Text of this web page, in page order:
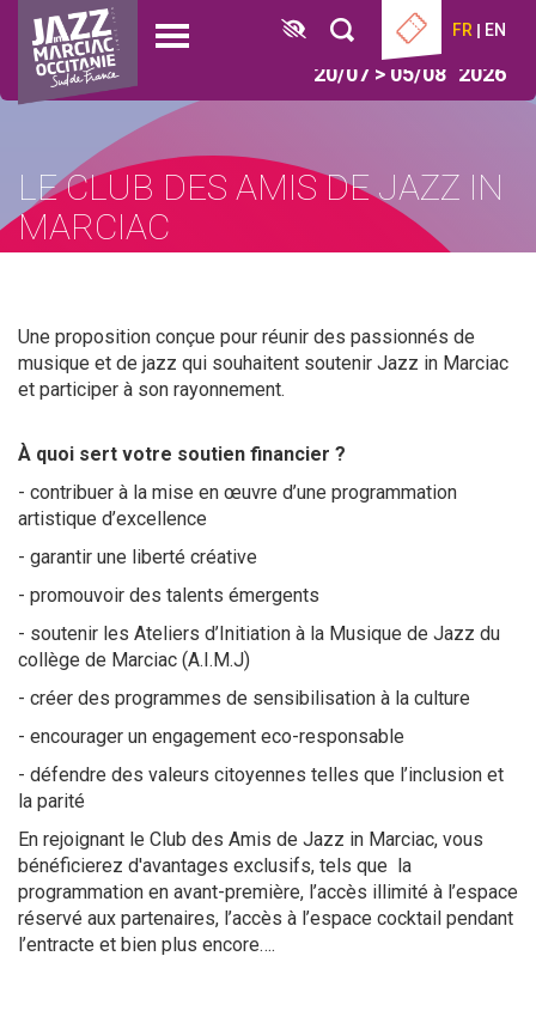
Aller
contenu
principal
Open
FR EN
2026
20/07 > 05/08
LE CLUB DES AMIS DE JAZZ IN
MARCIAC
Une proposition conçue pour réunir des passionnés de
musique et de jazz qui souhaitent soutenir Jazz in Marciac
et participer à son rayonnement.
À quoi sert votre soutien financier ?
- contribuer à la mise en œuvre d’une programmation
artistique d’excellence
- garantir une liberté créative
- promouvoir des talents émergents
- soutenir les Ateliers d’Initiation à la Musique de Jazz du
collège de Marciac (A.I.M.J)
- créer des programmes de sensibilisation à la culture
- encourager un engagement eco-responsable
- défendre des valeurs citoyennes telles que l’inclusion et
la parité
En rejoignant le Club des Amis de Jazz in Marciac, vous
bénéficierez d'avantages exclusifs, tels que la
programmation en avant-première, l’accès illimité à l’espace
réservé aux partenaires, l’accès à l’espace cocktail pendant
l’entracte et bien plus encore….
Panneau de gestion des cookies